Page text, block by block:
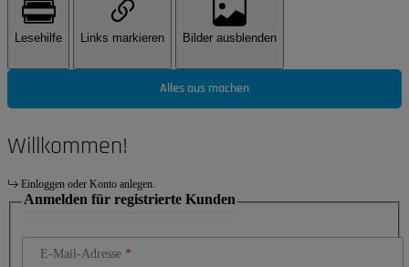
Lesehilfe Links markieren Bilder ausblenden
Alles aus machen
Willkommen!
Einloggen oder Konto anlegen.
Anmelden für registrierte Kunden
E-Mail-Adresse